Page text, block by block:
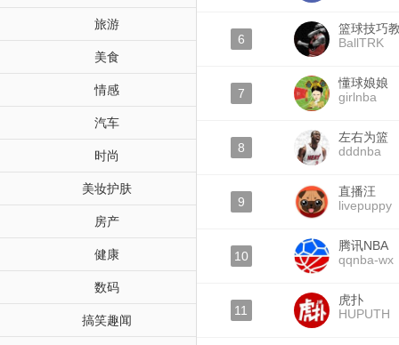
旅游
美食
情感
汽车
时尚
美妆护肤
房产
健康
数码
搞笑趣闻
6
篮球技巧
BallTRK
7
懂球娘娘
girlnba
8
左右为篮
dddnba
9
直播汪
livepuppy
10
腾讯NBA
qqnba-wx
11
虎扑
HUPUTH